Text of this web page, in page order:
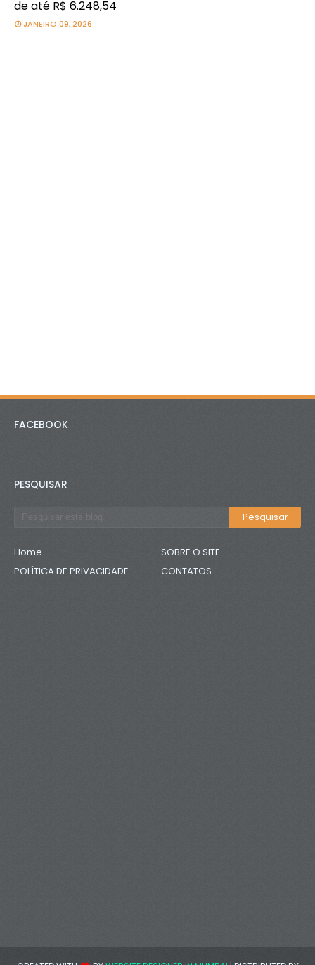
de até R$ 6.248,54
JANEIRO 09, 2026
FACEBOOK
PESQUISAR
Home
SOBRE O SITE
POLÍTICA DE PRIVACIDADE
CONTATOS